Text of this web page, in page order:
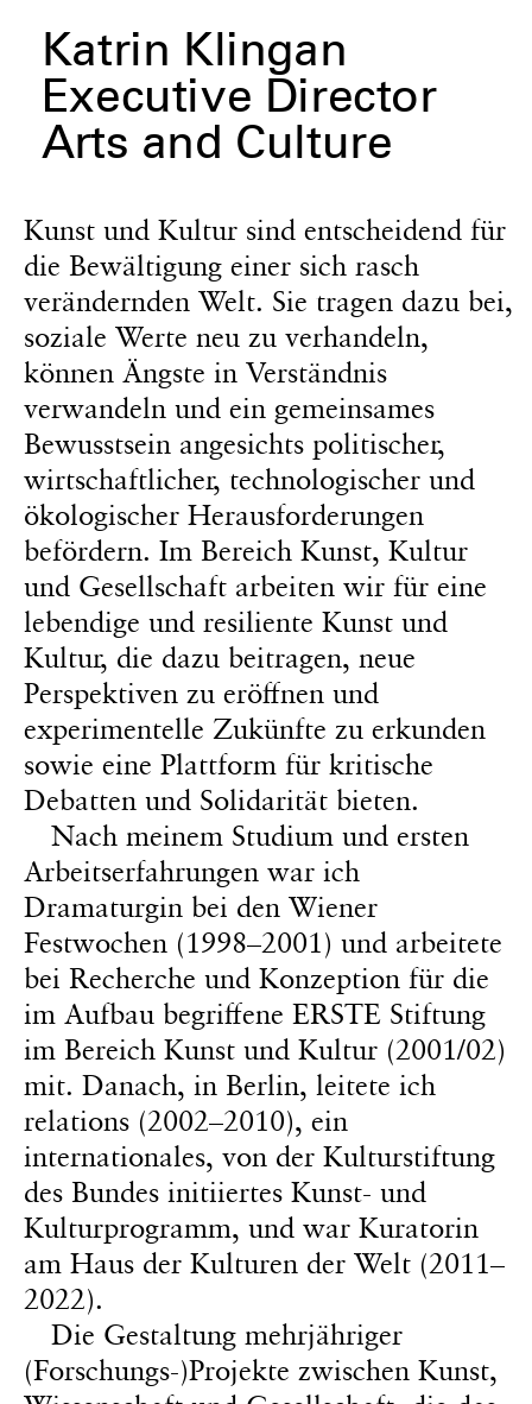
Katrin Klingan
Executive Director
Arts and Culture
Kunst und Kultur sind entscheidend für
die Bewältigung einer sich rasch
verändernden Welt. Sie tragen dazu bei,
soziale Werte neu zu verhandeln,
können Ängste in Verständnis
verwandeln und ein gemeinsames
Bewusstsein angesichts politischer,
wirtschaftlicher, technologischer und
ökologischer Herausforderungen
befördern. Im Bereich Kunst, Kultur
und Gesellschaft arbeiten wir für eine
lebendige und resiliente Kunst und
Kultur, die dazu beitragen, neue
Perspektiven zu eröffnen und
experimentelle Zukünfte zu erkunden
sowie eine Plattform für kritische
Debatten und Solidarität bieten.
Nach meinem Studium und ersten
Arbeitserfahrungen war ich
Dramaturgin bei den Wiener
Festwochen (1998–2001) und arbeitete
bei Recherche und Konzeption für die
im Aufbau begriffene ERSTE Stiftung
im Bereich Kunst und Kultur (2001/02)
mit. Danach, in Berlin, leitete ich
relations (2002–2010), ein
internationales, von der Kulturstiftung
des Bundes initiiertes Kunst- und
Kulturprogramm, und war Kuratorin
am Haus der Kulturen der Welt (2011–
2022).
Die Gestaltung mehrjähriger
(Forschungs-)Projekte zwischen Kunst,